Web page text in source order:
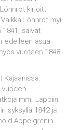
kirjoitti
Lönnrot myi
saivat
edelleen asua
vuoteen 1848
Kajaanissa.
vuoden
mm. Lappiin
syksyllä 1842 ja
Appel­grenin